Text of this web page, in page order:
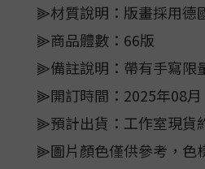
⫸材質說明：版畫採用德
⫸商品體數：66版
⫸備註說明：帶有手寫限
⫸開訂時間：2025年08月
⫸預計出貨：工作室現貨
⫸圖片顏色僅供參考，色